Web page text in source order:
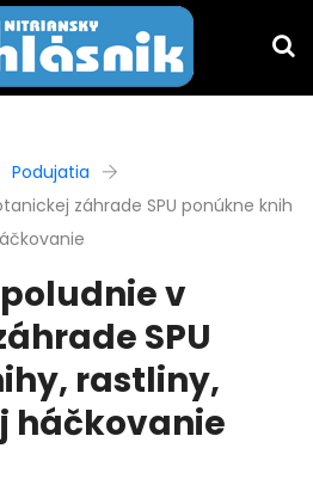
Podujatia
záhrade SPU ponúkne knih
v
SPU
rastliny,
háčkovanie